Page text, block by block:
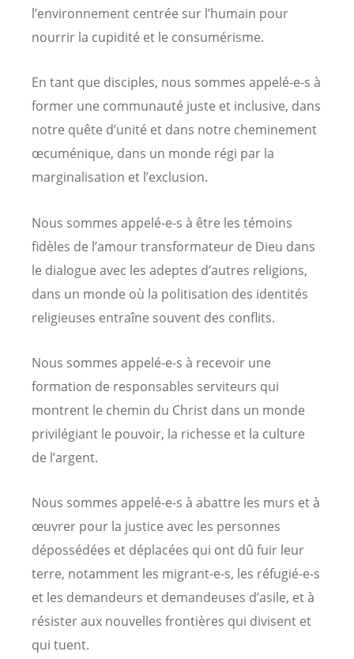
l’environnement centrée sur l’humain pour
nourrir la cupidité et le consumérisme.
En tant que disciples, nous sommes appelé-e-s à
former une communauté juste et inclusive, dans
notre quête d’unité et dans notre cheminement
œcuménique, dans un monde régi par la
marginalisation et l’exclusion.
Nous sommes appelé-e-s à être les témoins
fidèles de l’amour transformateur de Dieu dans
le dialogue avec les adeptes d’autres religions,
dans un monde où la politisation des identités
religieuses entraîne souvent des conflits.
Nous sommes appelé-e-s à recevoir une
formation de responsables serviteurs qui
montrent le chemin du Christ dans un monde
privilégiant le pouvoir, la richesse et la culture
de l’argent.
Nous sommes appelé-e-s à abattre les murs et à
œuvrer pour la justice avec les personnes
dépossédées et déplacées qui ont dû fuir leur
terre, notamment les migrant-e-s, les réfugié-e-s
et les demandeurs et demandeuses d’asile, et à
résister aux nouvelles frontières qui divisent et
qui tuent.